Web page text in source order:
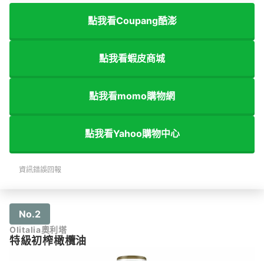
點我看Coupang酷澎
點我看蝦皮商城
點我看momo購物網
點我看Yahoo購物中心
資訊錯誤回報
No.2
Olitalia奧利塔
特級初榨橄欖油